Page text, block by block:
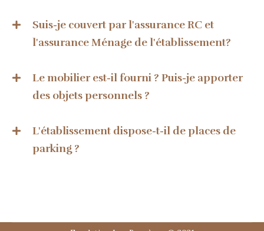
Suis-je couvert par l'assurance RC et
l'assurance Ménage de l'établissement?
Le mobilier est-il fourni ? Puis-je apporter
des objets personnels ?
L'établissement dispose-t-il de places de
parking ?